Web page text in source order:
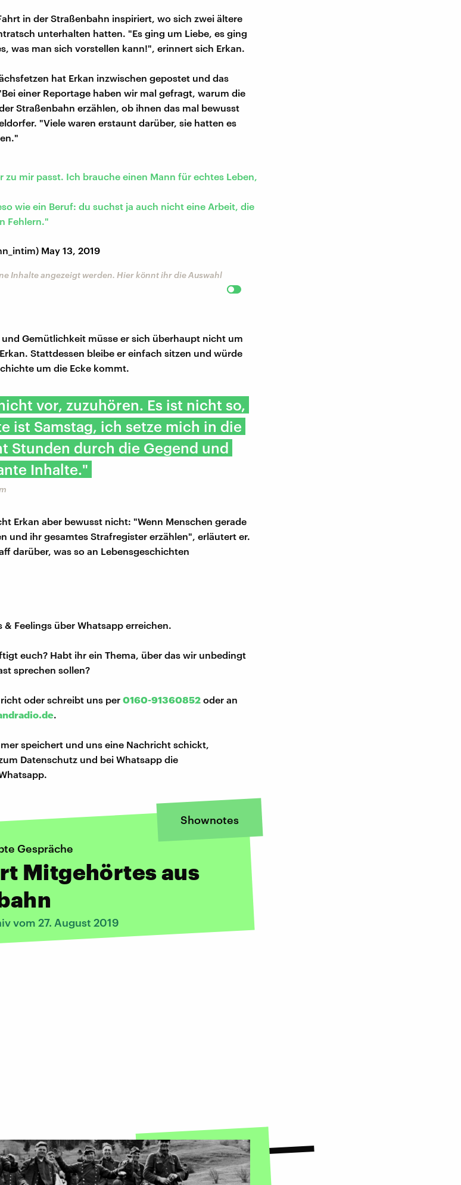
in der Straßenbahn inspiriert, wo sich zwei ältere
unterhalten hatten. "Es ging um Liebe, es ging
was man sich vorstellen kann!", erinnert sich Erkan.
hat Erkan inzwischen gepostet und das
einer Reportage haben wir mal gefragt, warum die
Straßenbahn erzählen, ob ihnen das mal bewusst
"Viele waren erstaunt darüber, sie hatten es
zu mir passt. Ich brauche einen Mann für echtes Leben,
wie ein Beruf: du suchst ja auch nicht eine Arbeit, die
Fehlern."
May 13, 2019
Inhalte angezeigt werden. Hier könnt ihr die Auswahl
Gemütlichkeit müsse er sich überhaupt nicht um
Stattdessen bleibe er einfach sitzen und würde
um die Ecke kommt.
vor, zuzuhören. Es ist nicht so,
ist Samstag, ich setze mich in die
Stunden durch die Gegend und
Inhalte."
Erkan aber bewusst nicht: "Wenn Menschen gerade
und ihr gesamtes Strafregister erzählen", erläutert er.
darüber, was so an Lebensgeschichten
& Feelings über Whatsapp erreichen.
euch? Habt ihr ein Thema, über das wir unbedingt
sprechen sollen?
oder schreibt uns per 0160-91360852 oder an
.
speichert und uns eine Nachricht schickt,
Datenschutz und bei Whatsapp die
Shownotes
Gespräche
Mitgehörtes aus
vom 27. August 2019